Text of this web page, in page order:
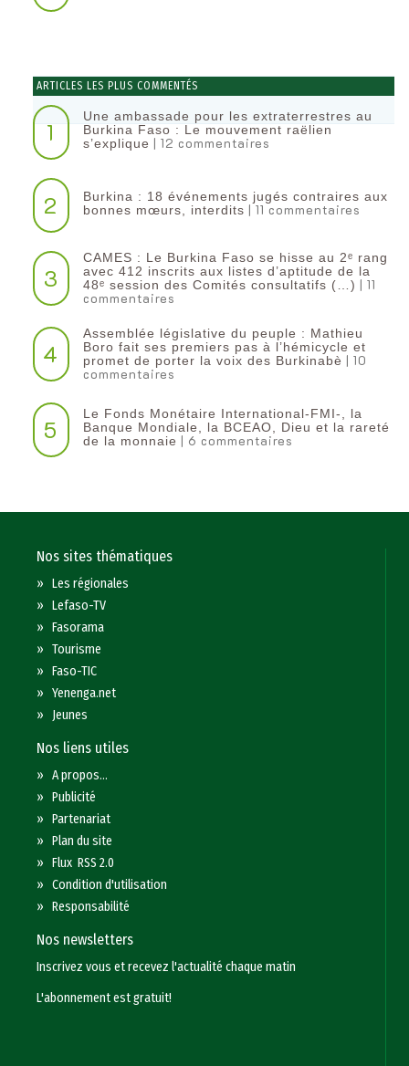
ARTICLES LES PLUS COMMENTÉS
1
Une ambassade pour les extraterrestres au
Burkina Faso : Le mouvement raëlien
s’explique | 12 commentaires
2
Burkina : 18 événements jugés contraires aux
bonnes mœurs, interdits | 11 commentaires
3
CAMES : Le Burkina Faso se hisse au 2ᵉ rang
avec 412 inscrits aux listes d’aptitude de la
48ᵉ session des Comités consultatifs (…) | 11
commentaires
4
Assemblée législative du peuple : Mathieu
Boro fait ses premiers pas à l’hémicycle et
promet de porter la voix des Burkinabè | 10
commentaires
5
Le Fonds Monétaire International-FMI-, la
Banque Mondiale, la BCEAO, Dieu et la rareté
de la monnaie | 6 commentaires
Nos sites thématiques
»Les régionales
»Lefaso-TV
»Fasorama
»Tourisme
»Faso-TIC
»Yenenga.net
» Jeunes
Nos liens utiles
»A propos...
»Publicité
»Partenariat
»Plan du site
»Flux RSS 2.0
»Condition d'utilisation
»Responsabilité
Nos newsletters
Inscrivez vous et recevez l'actualité chaque matin
L'abonnement est gratuit!